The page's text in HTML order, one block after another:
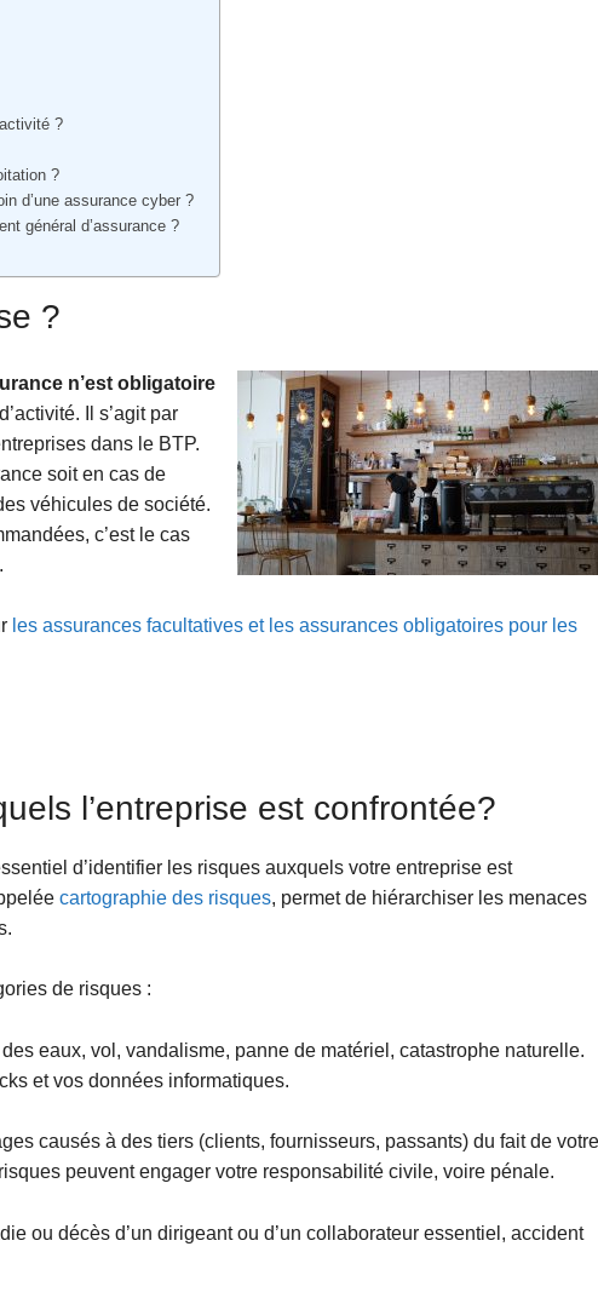
?
?
d’une assurance cyber ?
général d’assurance ?
?
n’est obligatoire
Il s’agit par
dans le BTP.
soit en cas de
véhicules de société.
c’est le cas
les assurances facultatives et les assurances obligatoires pour les
l’entreprise est confrontée?
d’identifier les risques auxquels votre entreprise est
cartographie des risques, permet de hiérarchiser les menaces
de risques :
eaux, vol, vandalisme, panne de matériel, catastrophe naturelle.
et vos données informatiques.
causés à des tiers (clients, fournisseurs, passants) du fait de votre
peuvent engager votre responsabilité civile, voire pénale.
ou décès d’un dirigeant ou d’un collaborateur essentiel, accident